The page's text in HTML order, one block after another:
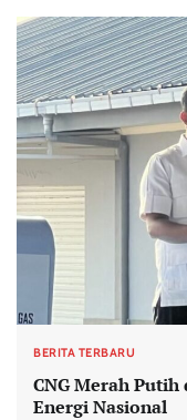
BERITA TERBARU
CNG Merah
Energi Nasional